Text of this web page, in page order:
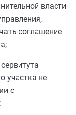
власти
соглашение
участка не
с